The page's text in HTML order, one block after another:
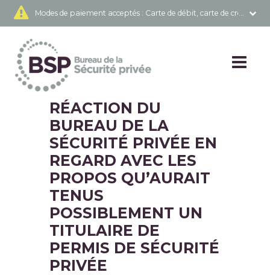
Modes de paiement acceptés : Carte de débit, carte de crédit
RÉACTION DU
BUREAU DE LA
SÉCURITÉ PRIVÉE EN
REGARD AVEC LES
PROPOS QU’AURAIT
TENUS
POSSIBLEMENT UN
TITULAIRE DE
PERMIS DE SÉCURITÉ
PRIVÉE